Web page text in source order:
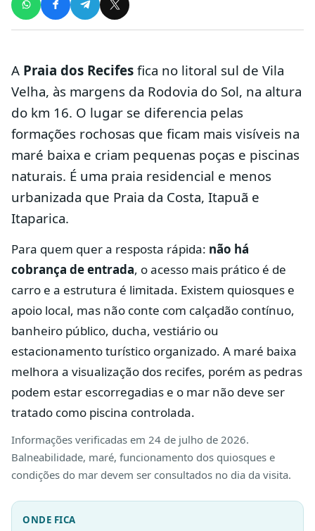
A Praia dos Recifes fica no litoral sul de Vila
Velha, às margens da Rodovia do Sol, na altura
do km 16. O lugar se diferencia pelas
formações rochosas que ficam mais visíveis na
maré baixa e criam pequenas poças e piscinas
naturais. É uma praia residencial e menos
urbanizada que Praia da Costa, Itapuã e
Itaparica.
Para quem quer a resposta rápida: não há
cobrança de entrada, o acesso mais prático é de
carro e a estrutura é limitada. Existem quiosques e
apoio local, mas não conte com calçadão contínuo,
banheiro público, ducha, vestiário ou
estacionamento turístico organizado. A maré baixa
melhora a visualização dos recifes, porém as pedras
podem estar escorregadias e o mar não deve ser
tratado como piscina controlada.
Informações verificadas em 24 de julho de 2026.
Balneabilidade, maré, funcionamento dos quiosques e
condições do mar devem ser consultados no dia da visita.
ONDE FICA